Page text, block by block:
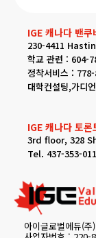
IGE 캐나다 밴쿠
230-4411
학교 관련 : 604-
정착서비스 :
대학컨설팅,가디
IGE 캐나다 토
3rd floor, 328
Tel. 437-353-
아이글로벌에듀(주)